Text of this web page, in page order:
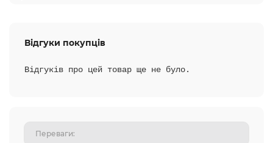
Відгуки покупців
Відгуків про цей товар ще не було.